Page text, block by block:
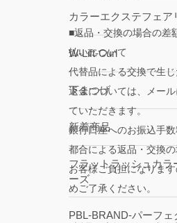
カラーエクステフェア
W-Lift-Curl
下まつげ
新着商品
フラットラッシュカラ
ーズ
PBL-BRAND-パーフェ
■返品・交換の場合の差
払いについて
代替品による交換で生
返金については、メー
ていただきます。
銀行口座へのお振込手
都合による返品・交換
お客様ご負担になりま
めご了承ください。